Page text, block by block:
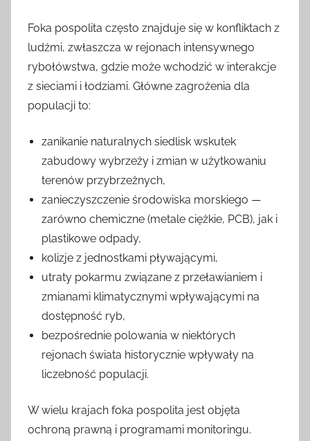
Foka pospolita często znajduje się w konfliktach z
ludźmi, zwłaszcza w rejonach intensywnego
rybołówstwa, gdzie może wchodzić w interakcje
z sieciami i łodziami. Główne zagrożenia dla
populacji to:
zanikanie naturalnych siedlisk wskutek
zabudowy wybrzeży i zmian w użytkowaniu
terenów przybrzeżnych,
zanieczyszczenie środowiska morskiego —
zarówno chemiczne (metale ciężkie, PCB), jak i
plastikowe odpady,
kolizje z jednostkami pływającymi,
utraty pokarmu związane z przeławianiem i
zmianami klimatycznymi wpływającymi na
dostępność ryb,
bezpośrednie polowania w niektórych
rejonach świata historycznie wpływały na
liczebność populacji.
W wielu krajach foka pospolita jest objęta
ochroną prawną i programami monitoringu.